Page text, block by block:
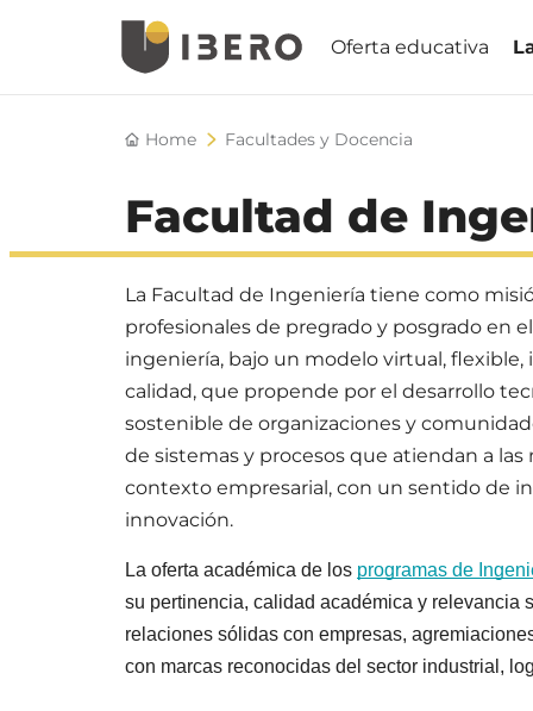
Toggle
navigation
Oferta educativa
Home Facultades y Docencia
Facultad de
La Facultad de Ingeniería tiene como
profesionales de pregrado y posgrado en
ingeniería, bajo un modelo virtual,
calidad, que propende por el desarrollo
sostenible de organizaciones y
de sistemas y procesos que atiendan a las
contexto empresarial, con un sentido de
innovación.
La oferta académica de los programas de
su pertinencia, calidad académica y relevancia
relaciones sólidas con empresas,
con marcas reconocidas del sector industrial,